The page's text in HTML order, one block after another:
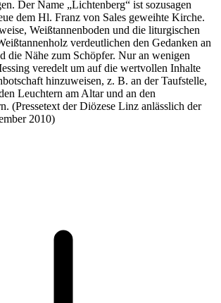
Der Name „Lichtenberg“ ist sozusagen
dem Hl. Franz von Sales geweihte Kirche.
Weißtannenboden und die liturgischen
verdeutlichen den Gedanken an
die Nähe zum Schöpfer. Nur an wenigen
veredelt um auf die wertvollen Inhalte
hinzuweisen, z. B. an der Taufstelle,
Leuchtern am Altar und an den
(Pressetext der Diözese Linz anlässlich der
2010)